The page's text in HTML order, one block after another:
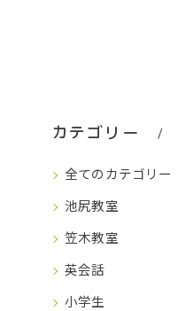
カテゴリー
全てのカテゴリー
池尻教室
笠木教室
英会話
小学生